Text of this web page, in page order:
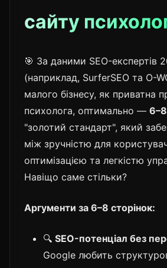
сайту
🎯 За даними SEO-експертів
(наприклад, SurferSEO та O-
малого бізнесу, як приватна
психолога, оптимально —
"золотий стандарт", який
між зручністю для
оптимізацією та легкістю
Навіщо саме стільки?
Аргументи за 6–8 сторінок:
🔍 SEO-потенціал без
Google любить